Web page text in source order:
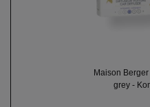
Maison
grey -